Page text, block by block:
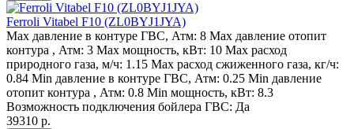
Ferroli Vitabel F10 (ZL0BYJ1JYA)
Max давление в контуре ГВС, Атм: 8 Max давление отопит
контура , Атм: 3 Max мощность, кВт: 10 Max расход
природного газа, м/ч: 1.15 Max расход сжиженного газа, кг/ч:
0.84 Min давление в контуре ГВС, Атм: 0.25 Min давление
отопит контура , Атм: 0.8 Min мощность, кВт: 8.3
Возможность подключения бойлера ГВС: Да
39310 р.